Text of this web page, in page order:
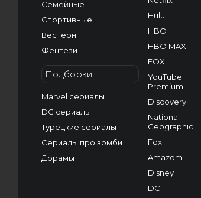
Семейные
Спортивные
Вестерн
Фентези
Подборки
Marvel сериалы
DC сериалы
Турецкие сериалы
Сериалы про зомби
Дорамы
Hulu
HBO
HBO MAX
FOX
YouTube
Premium
Discovery
National
Geographic
Fox
Amazom
Disney
DC